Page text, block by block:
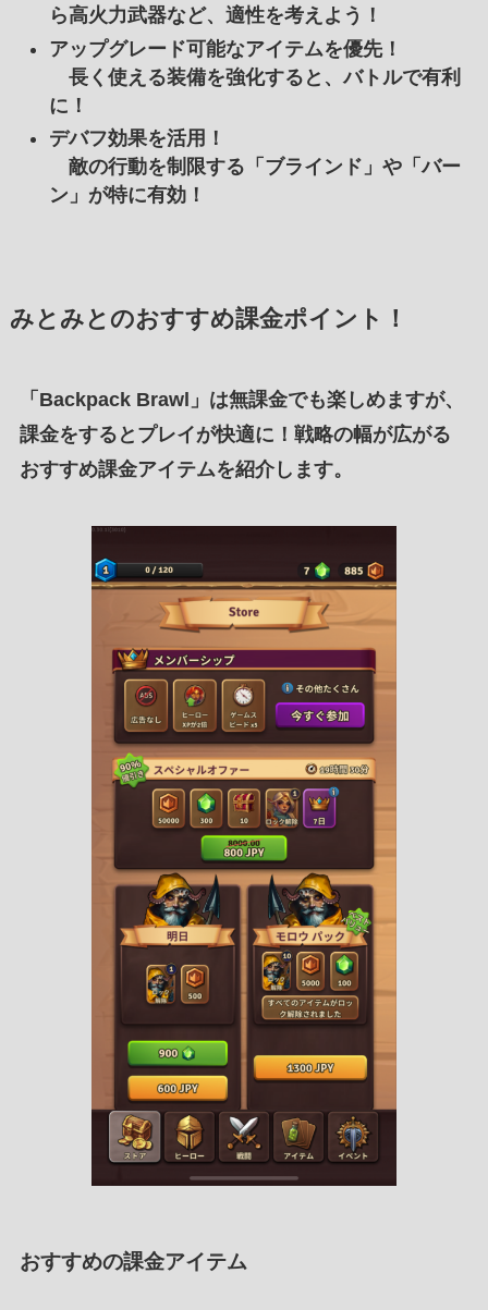
ら高火力武器など、適性を考えよう！
アップグレード可能なアイテムを優先！
長く使える装備を強化すると、バトルで有利
に！
デバフ効果を活用！
敵の行動を制限する「ブラインド」や「バー
ン」が特に有効！
みとみとのおすすめ課金ポイント！
「Backpack Brawl」は無課金でも楽しめますが、
課金をするとプレイが快適に！戦略の幅が広がる
おすすめ課金アイテムを紹介します。
おすすめの課金アイテム